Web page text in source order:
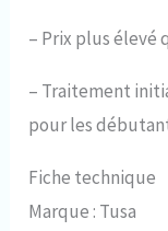
– Prix plus élevé
– Traitement
pour les
Fiche technique
Marque : Tusa